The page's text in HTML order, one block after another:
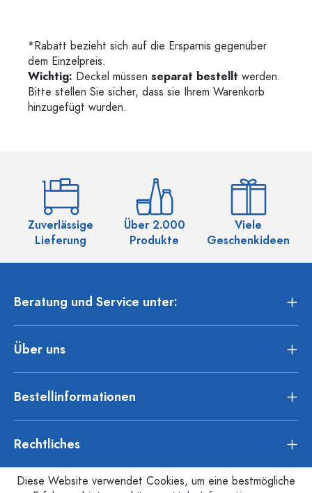
*Rabatt bezieht sich auf die Ersparnis gegenüber
dem Einzelpreis.
Wichtig: Deckel müssen separat bestellt werden.
Bitte stellen Sie sicher, dass sie Ihrem Warenkorb
hinzugefügt wurden.
Zuverlässige
Lieferung
Über 2.000
Produkte
Viele
Geschenkideen
Beratung und Service unter:
Über uns
Bestellinformationen
Rechtliches
Diese Website verwendet Cookies, um eine bestmögliche